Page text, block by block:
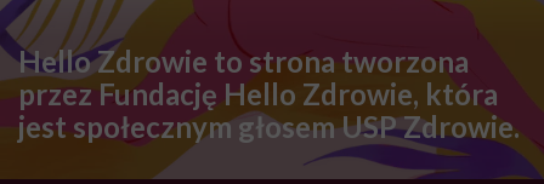
Hello Zdrowie to strona tworzona
przez Fundację Hello Zdrowie, która
jest społecznym głosem USP Zdrowie.